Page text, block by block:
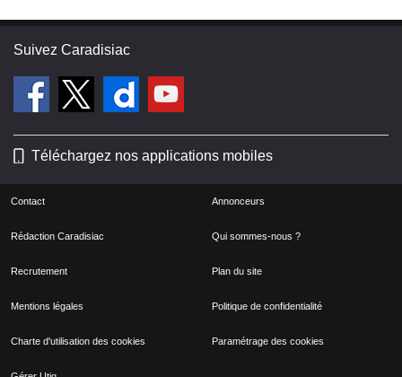
Suivez Caradisiac
Téléchargez nos applications mobiles
Contact Annonceurs
Rédaction Caradisiac Qui sommes-nous ?
Recrutement Plan du site
Mentions légales Politique de confidentialité
Charte d'utilisation des cookies Paramétrage des cookies